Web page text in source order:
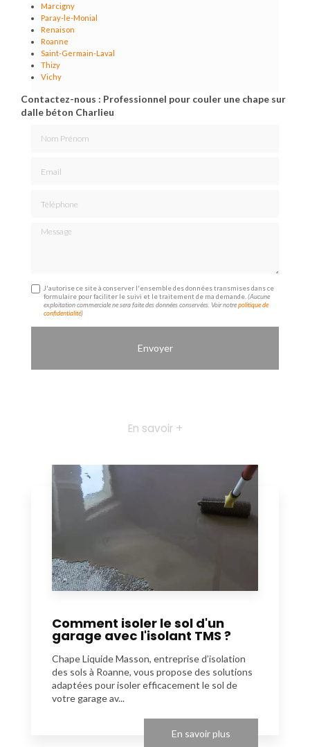
Marcigny
Paray-le-Monial
Renaison
Roanne
Saint-Germain-Laval
Thizy
Vichy
Contactez-nous : Professionnel pour couler une chape sur
dalle béton Charlieu
Message
J'autorise ce site à conserver l'ensemble des données transmises dans ce
formulaire pour faciliter le suivi et le traitement de ma demande.(Aucune
exploitation commerciale ne sera faite des données conservées. Voir notrepolitique de
confidentialité)
En savoir +
Comment isoler le sol d'un
garage avec l'isolant TMS ?
Chape Liquide Masson, entreprise d’isolation
des sols à Roanne, vous propose des solutions
adaptées pour isoler efficacement le sol de
votre garage av...
En savoir plus